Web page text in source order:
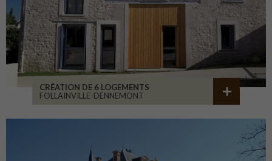
CRÉATION DE 6 LOGEMENTS
FOLLAINVILLE-DENNEMONT